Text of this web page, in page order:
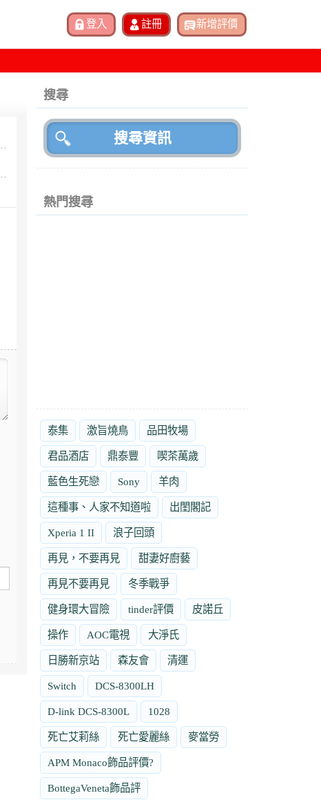
搜尋
熱門搜尋
泰集 激旨燒鳥 品田牧場
君品酒店 鼎泰豐 喫茶萬歲
藍色生死戀 Sony 羊肉
這種事、人家不知道啦 出閨閣記
Xperia 1 II 浪子回頭
再見，不要再見 甜妻好廚藝
再見不要再見 冬季戰爭
健身環大冒險 tinder評價 皮諾丘
操作 AOC電視 大淨氏
日勝新京站 森友會 清運
Switch DCS-8300LH
D-link DCS-8300L 1028
死亡艾莉絲 死亡愛麗絲 麥當勞
APM Monaco飾品評價?
BottegaVeneta飾品評